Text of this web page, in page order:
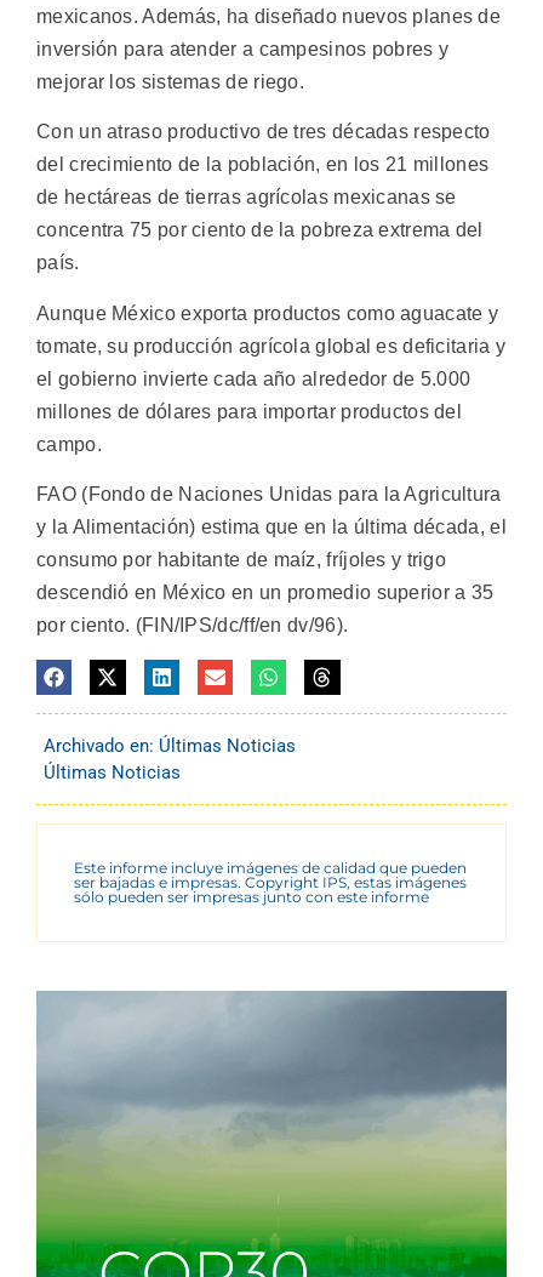
mexicanos. Además, ha diseñado nuevos planes de
inversión para atender a campesinos pobres y
mejorar los sistemas de riego.
Con un atraso productivo de tres décadas respecto
del crecimiento de la población, en los 21 millones
de hectáreas de tierras agrícolas mexicanas se
concentra 75 por ciento de la pobreza extrema del
país.
Aunque México exporta productos como aguacate y
tomate, su producción agrícola global es deficitaria y
el gobierno invierte cada año alrededor de 5.000
millones de dólares para importar productos del
campo.
FAO (Fondo de Naciones Unidas para la Agricultura
y la Alimentación) estima que en la última década, el
consumo por habitante de maíz, fríjoles y trigo
descendió en México en un promedio superior a 35
por ciento. (FIN/IPS/dc/ff/en dv/96).
Archivado en: Últimas Noticias
Últimas Noticias
Este informe incluye imágenes de calidad que pueden
ser bajadas e impresas. Copyright IPS, estas imágenes
sólo pueden ser impresas junto con este informe